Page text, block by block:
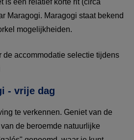
is een relatief korte rit (circa
Maragogi. Maragogi staat bekend
mogelijkheiden.
de accommodatie selectie tijdens
- vrije dag
te verkennen. Geniet van de
de beroemde natuurlijke